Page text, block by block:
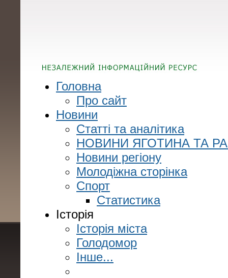
Головна
Про сайт
Новини
Статті та аналітика
НОВИНИ ЯГОТИНА ТА
Новини регіону
Молодіжна сторінка
Спорт
Статистика
Історія
Історія міста
Голодомор
Інше...